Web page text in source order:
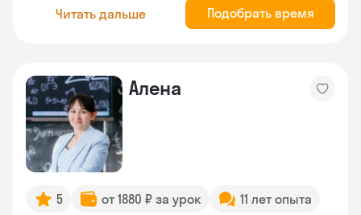
Читать дальше Подобрать время
Алена
5 от 1880 ₽ за урок 11 лет опыта